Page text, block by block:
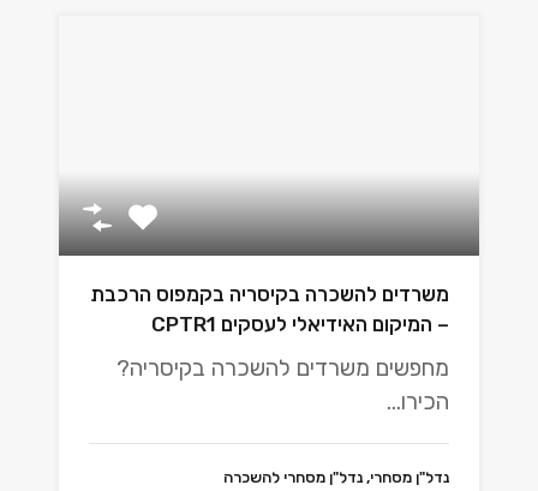
משרדים להשכרה בקיסריה בקמפוס הרכבת
– המיקום האידיאלי לעסקים CPTR1
מחפשים משרדים להשכרה בקיסריה?
הכירו…
נדל"ן מסחרי, נדל"ן מסחרי להשכרה